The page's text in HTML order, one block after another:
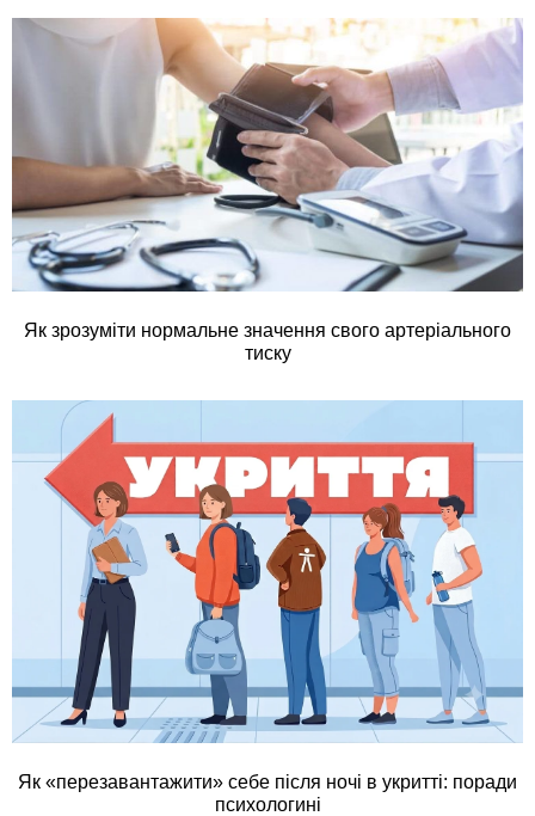
Як зрозуміти нормальне значення свого артеріального
тиску
Як «перезавантажити» себе після ночі в укритті: поради
психологині